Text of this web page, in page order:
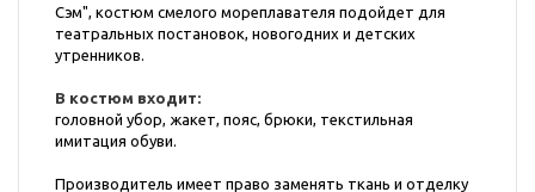
Сэм", костюм смелого мореплавателя подойдет для
театральных постановок, новогодних и детских
утренников.
В костюм входит:
головной убор, жакет, пояс, брюки, текстильная
имитация обуви.
Производитель имеет право заменять ткань и отделку